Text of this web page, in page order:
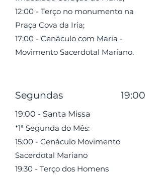
12:00 - Terço no monumento na
Praça Cova da Iria;
17:00 - Cenáculo com Maria -
Movimento Sacerdotal Mariano.
Segundas 19:00
19:00 - Santa Missa
*1ª Segunda do Mês:
15:00 - Cenáculo Movimento
Sacerdotal Mariano
19:30 - Terço dos Homens